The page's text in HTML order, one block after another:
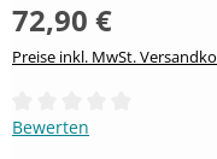
72,90 €
Preise inkl. MwSt.
Durchschnittliche
Bewerten